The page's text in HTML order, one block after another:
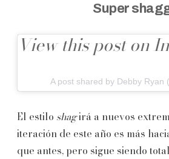
Super
View this post on
A post shared by Debby Ryan
El estilo shagirá a nuevos
iteración de este año es más
que antes, pero sigue siendo